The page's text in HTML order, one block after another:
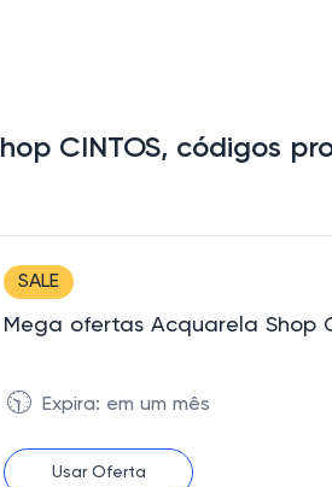
CINTOS, códigos
SALE
Mega ofertas Acquarela Shop
🕥 Expira: em um mês
Usar Oferta